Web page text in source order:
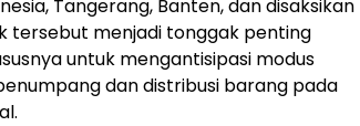
Tangerang, Banten, dan disaksikan
tersebut menjadi tonggak penting
untuk mengantisipasi modus
dan distribusi barang pada